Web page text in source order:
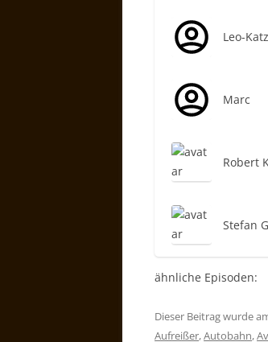
Leo-Katz
Marc
Robert
Stefan
ähnliche Episoden:
Dieser Beitrag wurde
Aufreißer,Autobahn,